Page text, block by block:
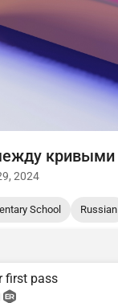
кривыми
2024
School Russian
first pass